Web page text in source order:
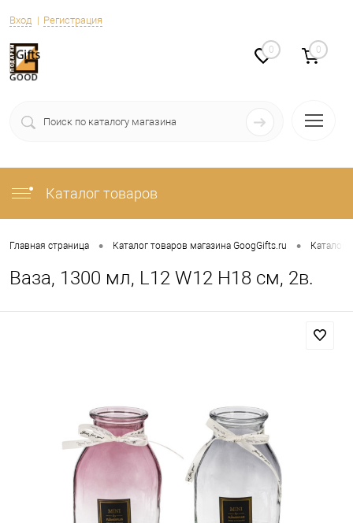
Вход Регистрация
0 0
Каталог товаров
Главная страница • Каталог товаров магазина GoogGifts.ru • Каталог
Ваза, 1300 мл, L12 W12 H18 см, 2в.